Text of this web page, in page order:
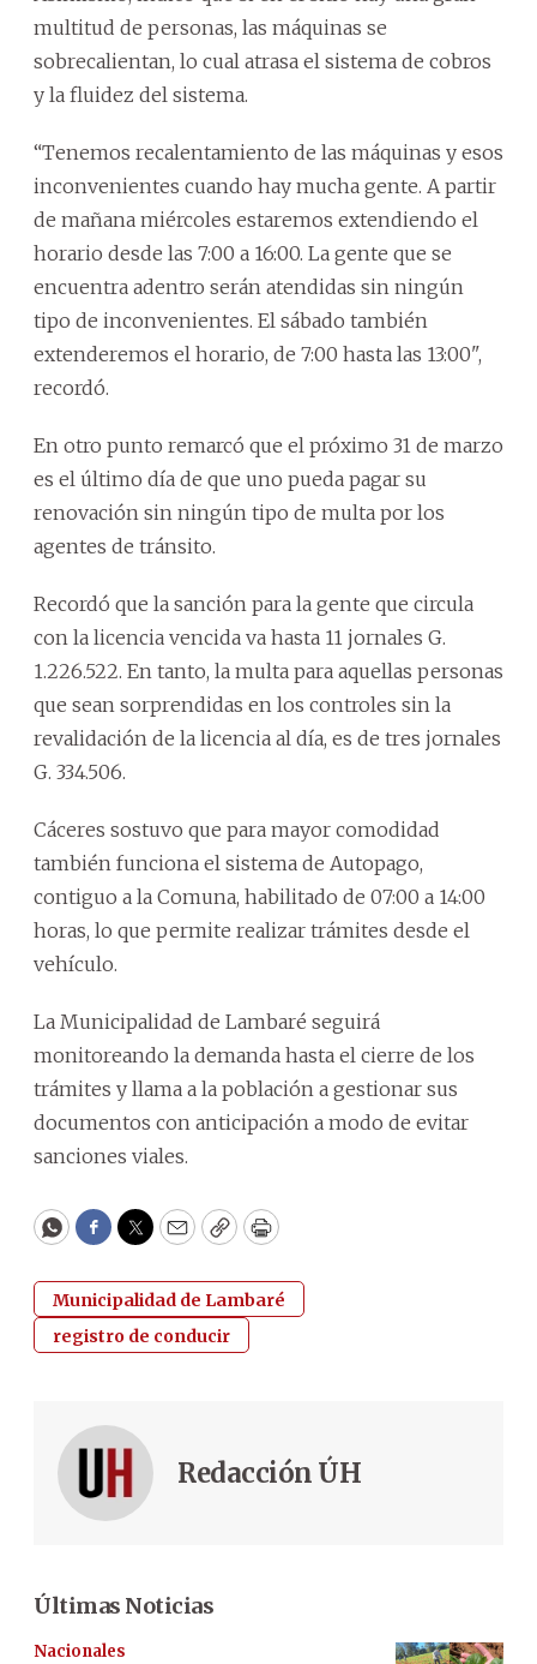
multitud de personas, las máquinas se
sobrecalientan, lo cual atrasa el sistema de cobros
y la fluidez del sistema.
“Tenemos recalentamiento de las máquinas y esos
inconvenientes cuando hay mucha gente. A partir
de mañana miércoles estaremos extendiendo el
horario desde las 7:00 a 16:00. La gente que se
encuentra adentro serán atendidas sin ningún
tipo de inconvenientes. El sábado también
extenderemos el horario, de 7:00 hasta las 13:00",
recordó.
En otro punto remarcó que el próximo 31 de marzo
es el último día de que uno pueda pagar su
renovación sin ningún tipo de multa por los
agentes de tránsito.
Recordó que la sanción para la gente que circula
con la licencia vencida va hasta 11 jornales G.
1.226.522. En tanto, la multa para aquellas personas
que sean sorprendidas en los controles sin la
revalidación de la licencia al día, es de tres jornales
G. 334.506.
Cáceres sostuvo que para mayor comodidad
también funciona el sistema de Autopago,
contiguo a la Comuna, habilitado de 07:00 a 14:00
horas, lo que permite realizar trámites desde el
vehículo.
La Municipalidad de Lambaré seguirá
monitoreando la demanda hasta el cierre de los
trámites y llama a la población a gestionar sus
documentos con anticipación a modo de evitar
sanciones viales.
WhatsApp
Facebook
Twitter
EmailCopyPrint
Municipalidad de Lambaré
registro de conducir
Redacción ÚH
Últimas Noticias
Nacionales